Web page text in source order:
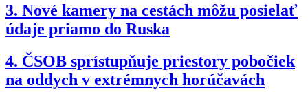
3. Nové kamery na cestách môžu posielať
údaje priamo do Ruska
4. ČSOB sprístupňuje priestory pobočiek
na oddych v extrémnych horúčavách